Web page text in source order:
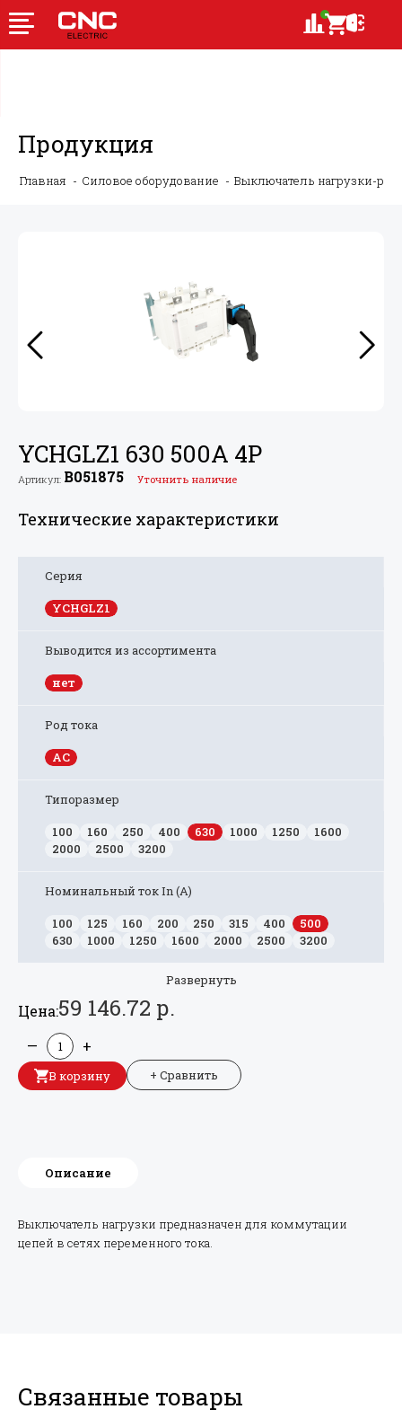
Продукция
Главная Силовое оборудование Выключатель нагрузки-
YCHGLZ1 630 500A 4P
Артикул: B051875 Уточнить наличие
Технические характеристики
Развернуть
Серия
YCHGLZ1
Выводится из ассортимента
нет
Род тока
AC
Типоразмер
100
160 250 400 630 1000 1250
1600
2000
2500 3200
Номинальный ток In (А)
100
125 160 200 250 315 400
500
630
1000 1250 1600 2000 2500 3200
Цена:59 146.72 р.
— +
В корзину + Сравнить
Описание
Выключатель нагрузки предназначен для коммутации
цепей в сетях переменного тока.
Связанные товары